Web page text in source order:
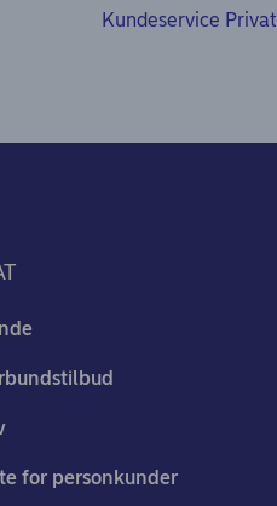
Kundeservice Privat
for personkunder